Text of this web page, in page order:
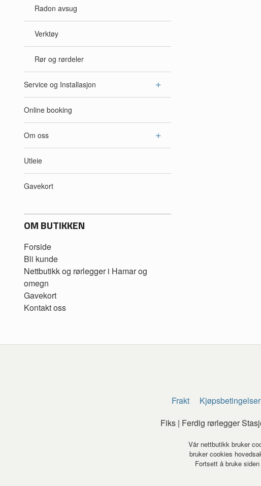
Radon avsug
Verktøy
Rør og rørdeler
Service og Installasjon
Online booking
Om oss
Utleie
Gavekort
OM BUTIKKEN
Forside
Bli kunde
Nettbutikk og rørlegger i Hamar og
omegn
Gavekort
Kontakt oss
Frakt Kjøpsbetingelser
Fiks | Ferdig rørlegger
Vår nettbutikk bruker
bruker cookies
Fortsett å bruke